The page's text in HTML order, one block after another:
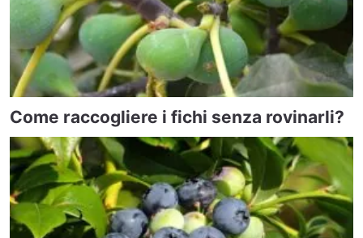
Come raccogliere i fichi senza rovinarli?